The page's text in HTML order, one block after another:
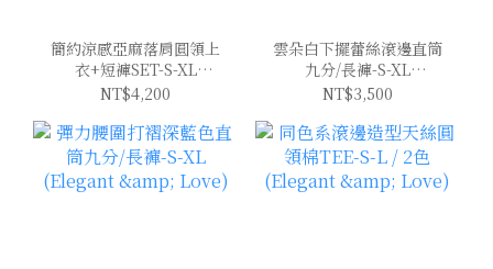
簡約涼感亞麻落肩圓領上
衣+短褲SET-S-XL
(Elegant & Love)
NT$4,200
雲朵白下擺蕾絲滾邊直筒
九分/長褲-S-XL
(Elegant & Love)
NT$3,500